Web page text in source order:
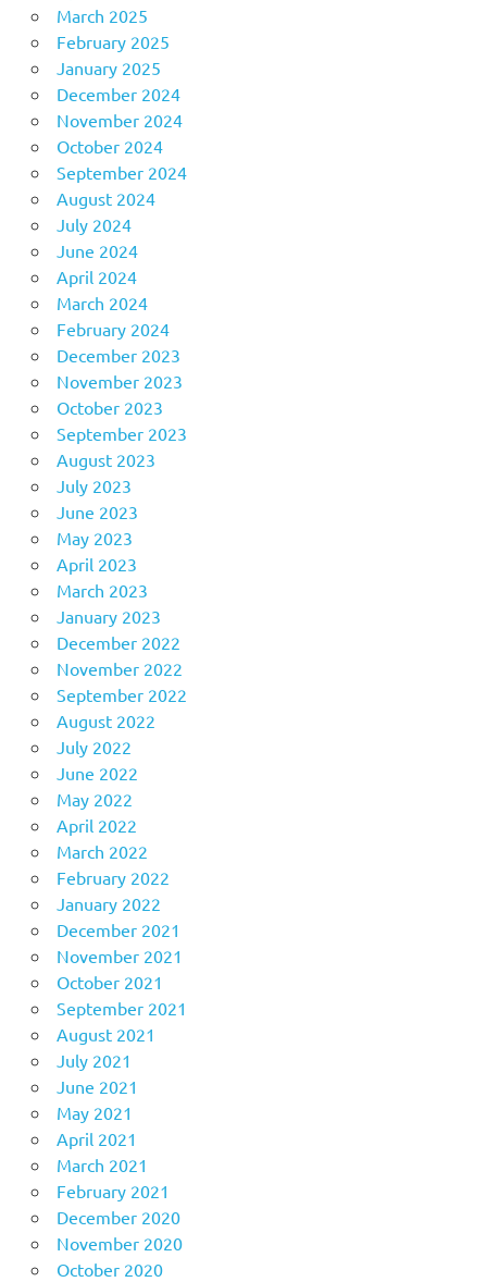
March 2025
February 2025
January 2025
December 2024
November 2024
October 2024
September 2024
August 2024
July 2024
June 2024
April 2024
March 2024
February 2024
December 2023
November 2023
October 2023
September 2023
August 2023
July 2023
June 2023
May 2023
April 2023
March 2023
January 2023
December 2022
November 2022
September 2022
August 2022
July 2022
June 2022
May 2022
April 2022
March 2022
February 2022
January 2022
December 2021
November 2021
October 2021
September 2021
August 2021
July 2021
June 2021
May 2021
April 2021
March 2021
February 2021
December 2020
November 2020
October 2020